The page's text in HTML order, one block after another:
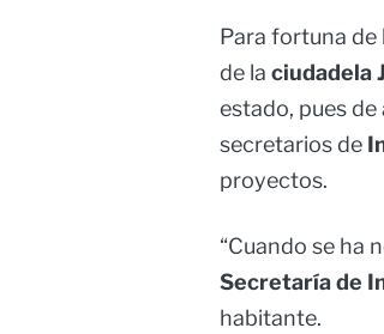
Para fortuna de
de la ciudadela
estado, pues
secretarios de
proyectos.
“Cuando se ha
Secretaría de
habitante.